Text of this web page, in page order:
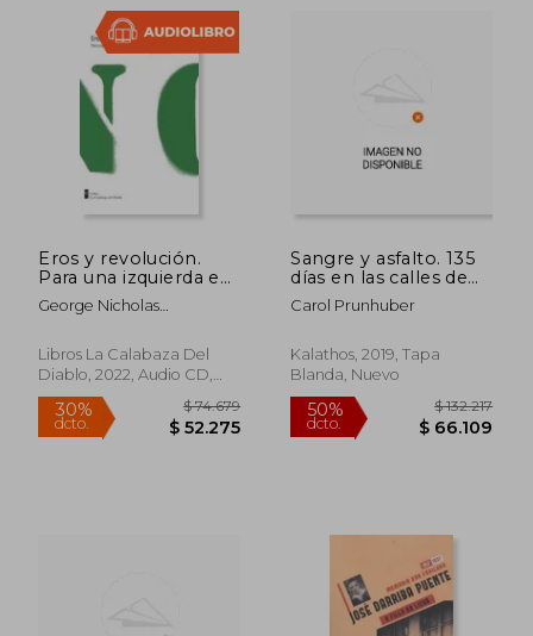
Eros y revolución.
Para una izquierda en
el s. XXI
George Nicholas
Alejandra Pinto Soffia
Libros La Calabaza Del
Diablo, 2022, Audio CD,
Nuevo
Sangre y asfalto. 135
días en las calles de
Venezuela
Carol Prunhuber
Kalathos, 2019, Tapa
Blanda, Nuevo